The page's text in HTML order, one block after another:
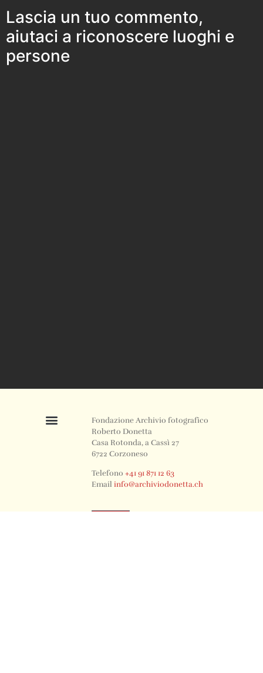
Lascia un tuo commento,
aiutaci a riconoscere luoghi e
persone
Fondazione Archivio fotografico
Roberto Donetta
Casa Rotonda, a Cassì 27
6722 Corzoneso
Telefono+41 91 871 12 63
Emailinfo@archiviodonetta.ch